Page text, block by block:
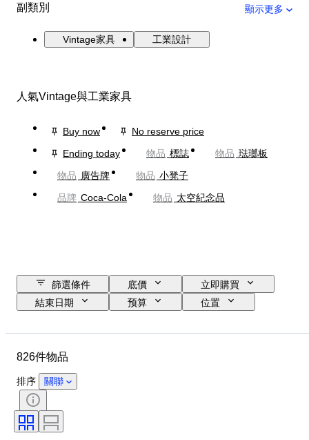
副類別 顯示更多
Vintage家具 工業設計
人氣Vintage與工業家具
Buy now
No reserve price
Ending today
物品 標誌 物品 琺瑯板
物品 廣告牌 物品 小凳子
品牌 Coca-Cola 物品 太空紀念品
篩選條件 底價
立即購買
結束日期
预算
位置
狀態
款式
顏色
電力儲備
出售者：
826件物品
排序 關聯